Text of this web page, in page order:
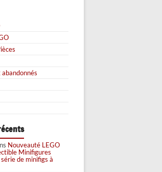
Nouveauté LEGO
Minifigures
de minifigs à